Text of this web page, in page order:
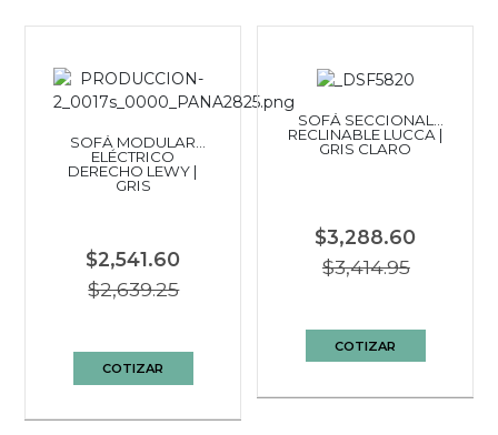
SOFÁ MODULAR
ELÉCTRICO
DERECHO LEWY |
GRIS
$2,541.60
$2,639.25
COTIZAR
SOFÁ SECCIONAL
RECLINABLE LUCCA |
GRIS CLARO
$3,288.60
$3,414.95
COTIZAR